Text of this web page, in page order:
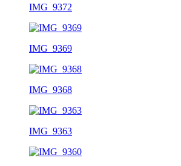
IMG_9372
IMG_9369
IMG_9368
IMG_9363